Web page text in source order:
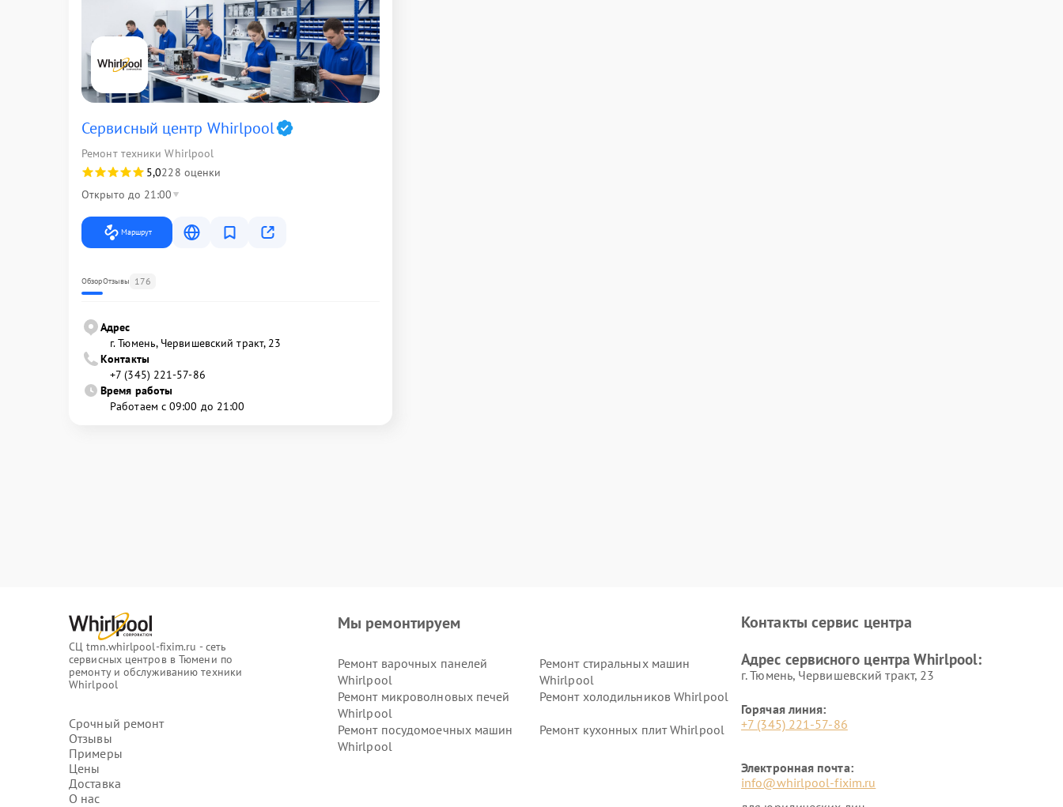
Сервисный центр Whirlpool
Ремонт техники Whirlpool
5,0228 оценки
Открыто до 21:00
Маршрут
ОбзорОтзывы 176
Адрес
г. Тюмень, ​Червишевский тракт, 23
Контакты
+7 (345) 221-57-86
Время работы
Работаем с 09:00 до 21:00
СЦ tmn.whirlpool-fixim.ru - сеть
сервисных центров в Тюмени по
ремонту и обслуживанию техники
Whirlpool
Срочный ремонт
Отзывы
Примеры
Цены
Доставка
О нас
Мы ремонтируем
Ремонт варочных панелей
Whirlpool
Ремонт стиральных машин
Whirlpool
Ремонт микроволновых печей
Whirlpool
Ремонт холодильников Whirlpool
Ремонт посудомоечных машин
Whirlpool
Ремонт кухонных плит Whirlpool
Контакты сервис центра
Адрес сервисного центра Whirlpool:
г. Тюмень, ​Червишевский тракт, 23
Горячая линия:
+7 (345) 221-57-86
Электронная почта:
info@whirlpool-fixim.ru